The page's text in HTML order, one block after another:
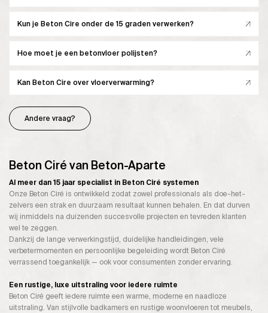
Kun je Beton Cire onder de 15 graden verwerken?
Hoe moet je een betonvloer polijsten?
Kan Beton Cire over vloerverwarming?
Andere vraag?
Beton Ciré van Beton-Aparte
Al meer dan 15 jaar specialist in Beton Ciré systemen
Onze Beton Ciré is ontwikkeld zodat zowel professionals als doe-het-
zelvers een strak en duurzaam resultaat kunnen behalen. En dat durven
wij inmiddels na duizenden succesvolle projecten en tevreden klanten
wel te zeggen.
Dankzij de lange verwerkingstijd, duidelijke handleidingen, vele
verbetermomenten en persoonlijke begeleiding wordt Beton Ciré
verrassend toegankelijk — ook voor consumenten zonder ervaring.
Een rustige, luxe uitstraling voor iedere ruimte
Beton Ciré geeft iedere ruimte een warme, moderne en naadloze
uitstraling. Van stijlvolle badkamers en rustige woonvloeren tot meubels,